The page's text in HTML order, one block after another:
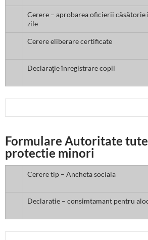
Cerere – aprobarea oficierii căsătorie
zile
Cerere eliberare certificate
Declaraţie înregistrare copil
Formulare Autoritate
protectie minori
Cerere tip – Ancheta sociala
Declaratie – consimtamant pentru